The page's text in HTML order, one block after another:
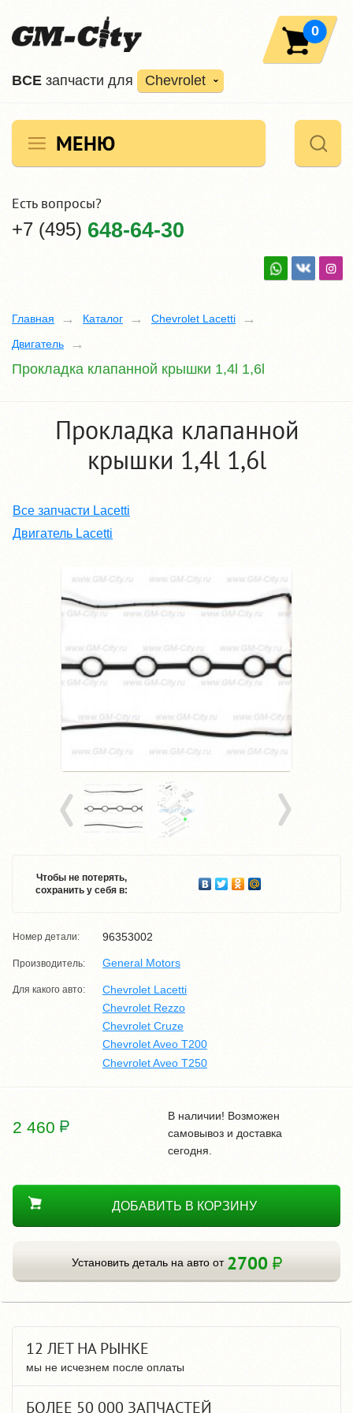
ВCE запчасти для Chevrolet
0
МЕНЮ
Есть вопросы?
+7 (495) 648-64-30
Главная Каталог
Chevrolet Lacetti
Двигатель
Прокладка клапанной крышки 1,4l 1,6l
Прокладка клапанной
крышки 1,4l 1,6l
Все запчасти Lacetti
Двигатель Lacetti
Чтобы не потерять,
сохранить у себя в:
Номер детали: 96353002
Производитель: General Motors
Для какого авто:
Chevrolet Lacetti
Chevrolet Rezzo
Chevrolet Cruze
Chevrolet Aveo T200
Chevrolet Aveo T250
2 460
В наличии! Возможен
самовывоз и доставка
сегодня.
ДОБАВИТЬ В КОРЗИНУ
Установить деталь на авто от 2700
12 ЛЕТ НА РЫНКЕ
мы не исчезнем после оплаты
БОЛЕЕ 50 000 ЗАПЧАСТЕЙ